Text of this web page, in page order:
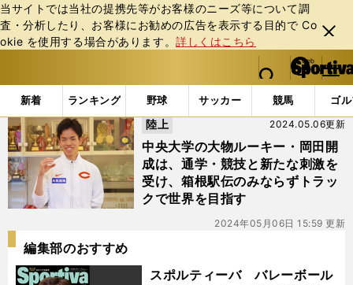
当サイトでは当社の提携先等がお客様のニーズ等について調
査・分析したり、お客様にお勧めの広告を表⽰する⽬的で Co
okie を使⽤する場合があります。詳しくはこちら
閉じ
る
web Sportiva (webスポルティーバ)
検索
マイペ
ー
ジ
メニュ
新着 ランキング 野球 サッカー 競馬 ゴ
b
ス
ポ
ル
テ
ィ
ー
バ
「#5000」の最新ニュース・ 情報
中央大学の大物ルーキー・岡田開
成は、通学・競技と新たな刺激を
受け、箱根駅伝のみならずトラッ
クで世界を目指す
2024.05.06更新
陸上
2024年05月06日 15:59 更新
編集部のおすすめ
スポルティーバ バレーボール